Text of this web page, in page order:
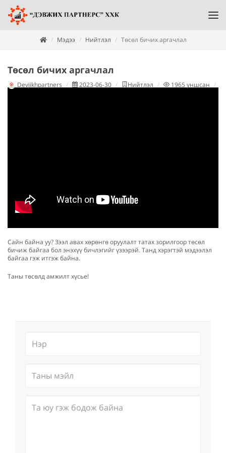
Мэдээ Нийтлэл Төсөл бичих аргачлал
Төсөл бичих аргачлал
Devjikhpartners 2023-06-30 Нийтлэл 1965 уншсан
Сайн байна уу? Зээл авах хөрөнгө оруулалт татах зорилгоор төсөл
бичиж байгаа бол энэхүү бичлэгийг үзээрэй. Танд хэрэгтэй мэдээлэл
байгаа гэж итгэж байна.
Таны төсөлд амжилт хүсье!